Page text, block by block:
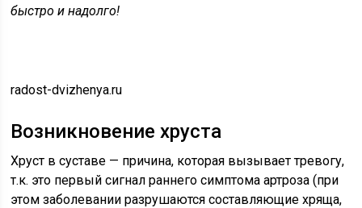
быстро и надолго!
radost-dvizhenya.ru
Возникновение хруста
Хруст в суставе — причина, которая вызывает тревогу,
т.к. это первый сигнал раннего симптома артроза (при
этом заболевании разрушаются составляющие хряща,